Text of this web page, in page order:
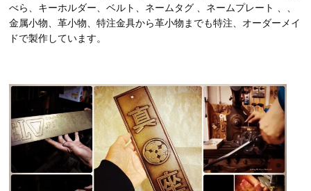
べら、キーホルダー、ベルト、ネームタグ 、ネームプレート 、、
金属小物、革小物、特注金具から革小物までも特注、オーダーメイ
ドで製作しています。